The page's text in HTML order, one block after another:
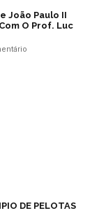
João Paulo II
O Prof. Luc
DE PELOTAS